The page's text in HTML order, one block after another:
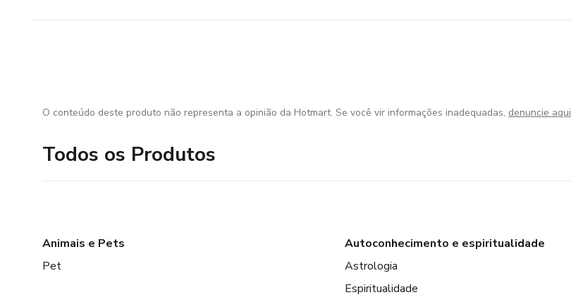
O conteúdo deste produto não representa a opinião da Hotmart. Se você vir informações inadequadas, denuncie aqui
Todos os Produtos
Animais e Pets
Pet
Autoconhecimento e espiritualidade
Astrologia
Espiritualidade